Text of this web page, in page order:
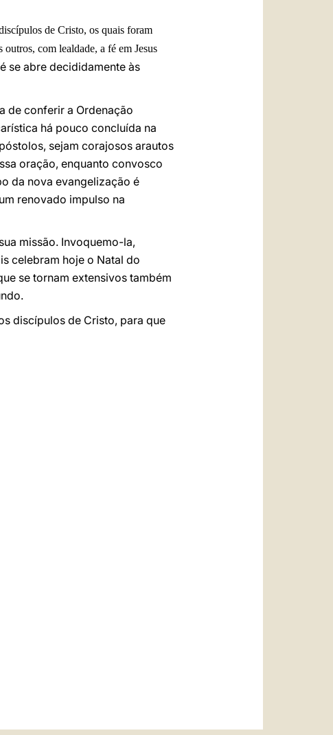
de Cristo, os quais foram
com lealdade, a fé em Jesus
se abre decididamente às
de conferir a Ordenação
há pouco concluída na
sejam corajosos arautos
oração, enquanto convosco
da nova evangelização é
renovado impulso na
missão. Invoquemo-la,
celebram hoje o Natal do
se tornam extensivos também
discípulos de Cristo, para que